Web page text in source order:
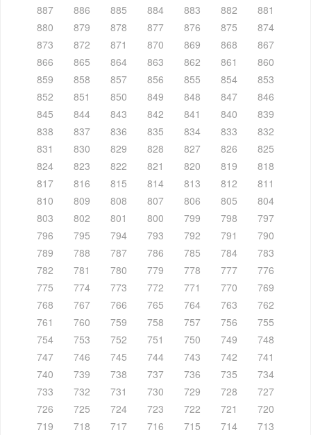
887
886 885 884 883 882
881
880
879 878 877 876 875
874
873
872 871 870 869 868
867
866
865 864 863 862 861
860
859
858 857 856 855 854
853
852
851 850 849 848 847
846
845
844 843 842 841 840
839
838
837 836 835 834 833
832
831
830 829 828 827 826
825
824
823 822 821 820 819
818
817
816 815 814 813 812
811
810
809 808 807 806 805
804
803
802 801 800 799 798
797
796
795 794 793 792 791
790
789
788 787 786 785 784
783
782
781 780 779 778 777
776
775
774 773 772 771 770
769
768
767 766 765 764 763
762
761
760 759 758 757 756
755
754
753 752 751 750 749
748
747
746 745 744 743 742
741
740
739 738 737 736 735
734
733
732 731 730 729 728
727
726
725 724 723 722 721
720
719
718 717 716 715 714 713